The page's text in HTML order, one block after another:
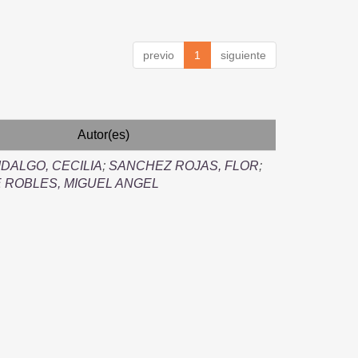
previo 1 siguiente
Autor(es)
CECILIA; SANCHEZ ROJAS, FLOR;
MIGUEL ANGEL